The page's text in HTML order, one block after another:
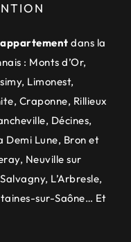
dans la
: Monts d’Or,
, Limonest,
, Craponne, Rillieux
, Décines,
Demi Lune, Bron et
, Neuville sur
, L’Arbresle,
sur-Saône… Et